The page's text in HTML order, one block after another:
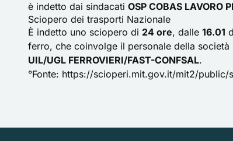
è indetto dai sindacati OSP COBAS LAVORO
Sciopero dei trasporti Nazionale
È indetto uno sciopero di 24 ore, dalle 16.01
ferro, che coinvolge il personale della società
UIL/UGL FERROVIERI/FAST-CONFSAL.
°Fonte: https://scioperi.mit.gov.it/mit2/public/